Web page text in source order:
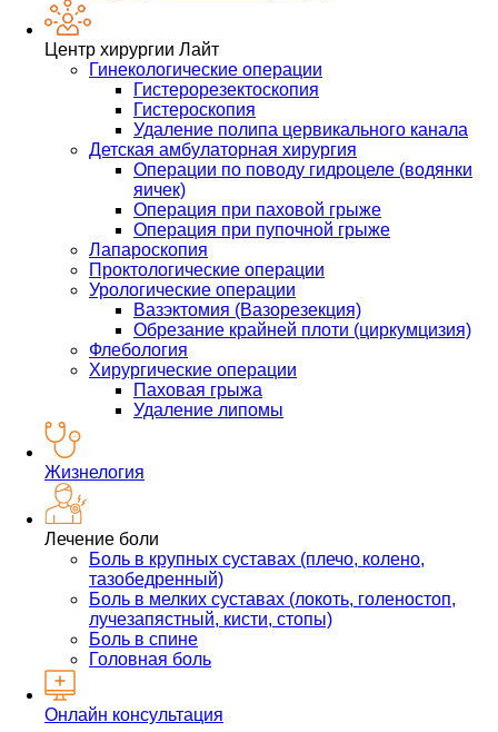
Центр хирургии Лайт
Гинекологические операции
Гистерорезектоскопия
Гистероскопия
Удаление полипа цервикального канала
Детская амбулаторная хирургия
Операции по поводу гидроцеле (водянки
яичек)
Операция при паховой грыже
Операция при пупочной грыже
Лапароскопия
Проктологические операции
Урологические операции
Вазэктомия (Вазорезекция)
Обрезание крайней плоти (циркумцизия)
Флебология
Хирургические операции
Паховая грыжа
Удаление липомы
Жизнелогия
Лечение боли
Боль в крупных суставах (плечо, колено,
тазобедренный)
Боль в мелких суставах (локоть, голеностоп,
лучезапястный, кисти, стопы)
Боль в спине
Головная боль
Онлайн консультация